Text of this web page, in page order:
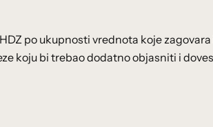
po ukupnosti vrednota koje
koju bi trebao dodatno objasniti i